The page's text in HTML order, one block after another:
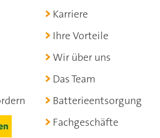
Karriere
Ihre Vorteile
Wir über uns
Das Team
Batterieentsorgung
Fachgeschäfte